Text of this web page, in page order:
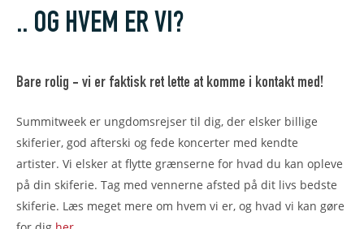
Livigno
.. OG HVEM ER VI?
Bare rolig - vi er faktisk ret lette at komme i kontakt med!
Summitweek er ungdomsrejser til dig, der elsker billige
skiferier, god afterski og fede koncerter med kendte
artister. Vi elsker at flytte grænserne for hvad du kan opleve
på din skiferie. Tag med vennerne afsted på dit livs bedste
skiferie. Læs meget mere om hvem vi er, og hvad vi kan gøre